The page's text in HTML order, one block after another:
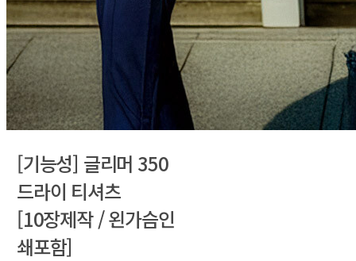
[기능성] 글리머 350
드라이 티셔츠
[10장제작 / 왼가슴인
쇄포함]